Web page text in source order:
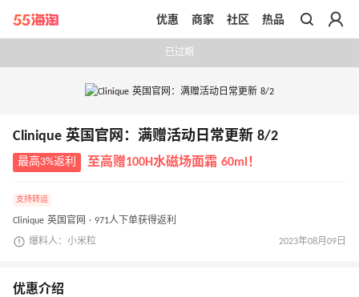
带你去官网买正品
优惠 商家 社区 热品
已过期
Clinique 英国官网：满赠活动日常更新 8/2
最高3%返利 至高赠100H水磁场面霜 60ml！
支持转运
Clinique 英国官网 · 971人下单获得返利
爆料人：小米粒 2023年08月09日
优惠介绍